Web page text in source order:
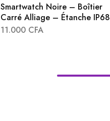
Smartwatch Noire – Boîtier
Carré Alliage – Étanche IP68
11.000 CFA